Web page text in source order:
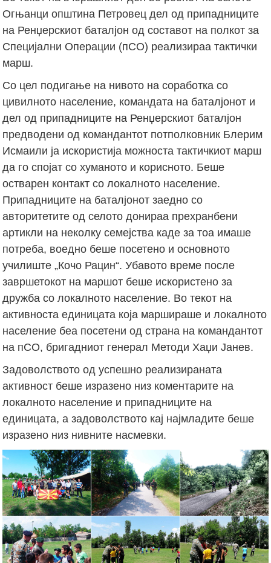
Огњанци општина Петровец дел од припадниците
на Ренџерскиот баталјон од составот на полкот за
Специјални Операции (пСО) реализираа тактички
марш.
Со цел подигање на нивото на соработка со
цивилното население, командата на баталјонот и
дел од припадниците на Ренџерскиот баталјон
предводени од командантот потполковник Блерим
Исмаили ја искористија можноста тактичкиот марш
да го спојат со хуманото и корисното. Беше
остварен контакт со локалното население.
Припадниците на баталјонот заедно со
авторитетите од селото донираа прехранбени
артикли на неколку семејства каде за тоа имаше
потреба, воедно беше посетено и основното
училиште „Кочо Рацин“. Убавото време после
завршетокот на маршот беше искористено за
дружба со локалното население. Во текот на
активноста единицата која маршираше и локалното
население беа посетени од страна на командантот
на пСО, бригадниот генерал Методи Хаџи Јанев.
Задоволството од успешно реализираната
активност беше изразено низ коментарите на
локалното население и припадниците на
единицата, а задоволството кај најмладите беше
изразено низ нивните насмевки.